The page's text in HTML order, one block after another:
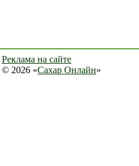
Реклама на сайте
© 2026 «Сахар Онлайн»